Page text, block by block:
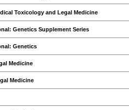
Toxicology and Legal Medicine
Genetics Supplement Series
Genetics
Medicine
Medicine